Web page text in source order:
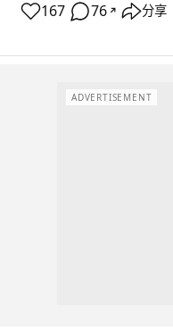
167 76 ↗ 分享
ADVERTISEMENT